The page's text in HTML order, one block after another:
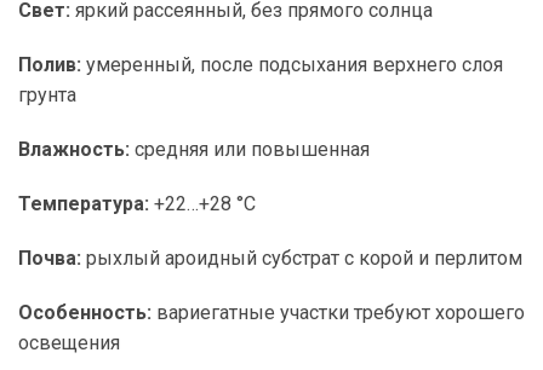
Свет: яркий рассеянный, без прямого солнца
Полив: умеренный, после подсыхания верхнего слоя
грунта
Влажность: средняя или повышенная
Температура: +22…+28 °C
Почва: рыхлый ароидный субстрат с корой и перлитом
Особенность: вариегатные участки требуют хорошего
освещения